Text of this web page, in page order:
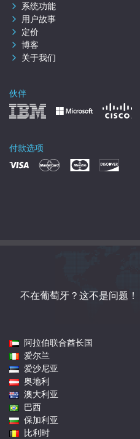
系统功能
用户故事
定价
博客
关于我们
伙伴
付款选项
不在葡萄牙？这不是问题！
阿拉伯联合酋长国
爱尔兰
爱沙尼亚
奥地利
澳大利亚
巴西
保加利亚
比利时